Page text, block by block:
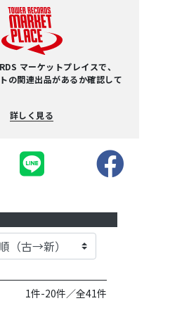
マーケットプレイスで、
の関連出品があるか確認して
詳しく見る
1件-20件／全41件